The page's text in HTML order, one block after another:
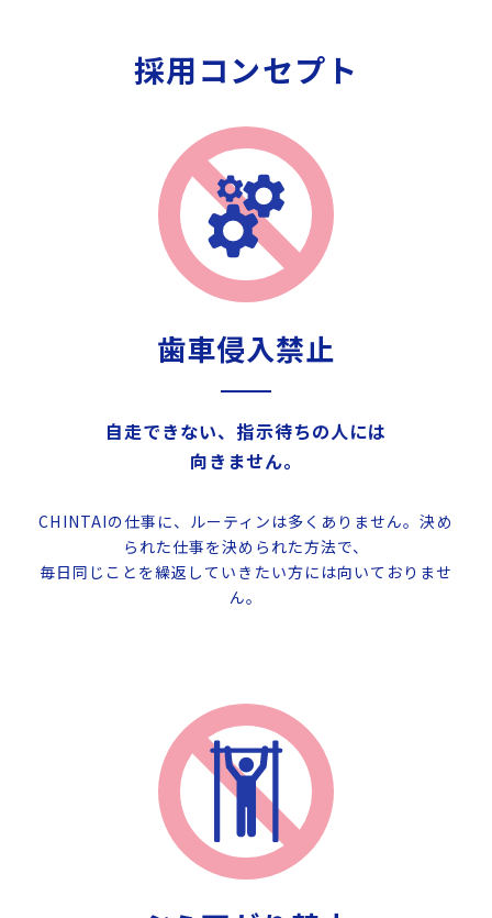
採用コンセプト
歯車侵入禁止
自走できない、指示待ちの人には
向きません。
CHINTAIの仕事に、ルーティンは多くありません。決め
られた仕事を決められた方法で、
毎日同じことを繰返していきたい方には向いておりませ
ん。